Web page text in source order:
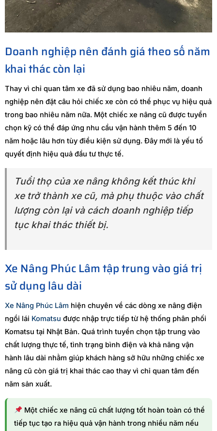
Doanh nghiệp nên đánh giá theo số năm
khai thác còn lại
Thay vì chỉ quan tâm xe đã sử dụng bao nhiêu năm, doanh
nghiệp nên đặt câu hỏi chiếc xe còn có thể phục vụ hiệu quả
trong bao nhiêu năm nữa. Một chiếc xe nâng cũ được tuyển
chọn kỹ có thể đáp ứng nhu cầu vận hành thêm 5 đến 10
năm hoặc lâu hơn tùy điều kiện sử dụng. Đây mới là yếu tố
quyết định hiệu quả đầu tư thực tế.
Tuổi thọ của xe nâng không kết thúc khi
xe trở thành xe cũ, mà phụ thuộc vào chất
lượng còn lại và cách doanh nghiệp tiếp
tục khai thác thiết bị.
Xe Nâng Phúc Lâm tập trung vào giá trị
sử dụng lâu dài
Xe Nâng Phúc Lâm hiện chuyên về các dòng xe nâng điện
ngồi lái Komatsu được nhập trực tiếp từ hệ thống phân phối
Komatsu tại Nhật Bản. Quá trình tuyển chọn tập trung vào
chất lượng thực tế, tình trạng bình điện và khả năng vận
hành lâu dài nhằm giúp khách hàng sở hữu những chiếc xe
nâng cũ còn giá trị khai thác cao thay vì chỉ quan tâm đến
năm sản xuất.
Một chiếc xe nâng cũ chất lượng tốt hoàn toàn có thể
tiếp tục tạo ra hiệu quả vận hành trong nhiều năm nếu